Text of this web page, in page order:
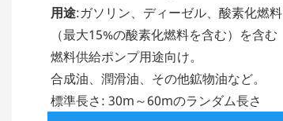
用途:ガソリン、ディーゼル、酸素化燃料
（最大15%の酸素化燃料を含む）を含む
燃料供給ポンプ用途向け。
合成油、潤滑油、その他鉱物油など。
標準長さ: 30m～60mのランダム長さ